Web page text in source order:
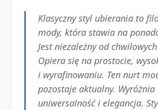
Klasyczny styl ubierania to
mody, która stawia na
Jest niezależny od
Opiera się na prostocie,
i wyrafinowaniu. Ten nurt
pozostaje aktualny. Wyróżnia
uniwersalność i elegancja.